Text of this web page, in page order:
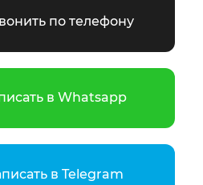
по телефону
в Whatsapp
в Telegram